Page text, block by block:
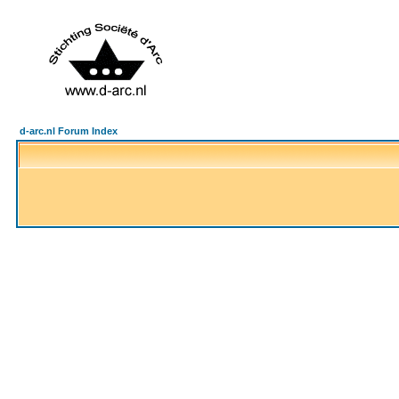
d-arc.nl Forum Index